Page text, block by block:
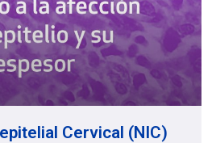
Cervical (NIC)